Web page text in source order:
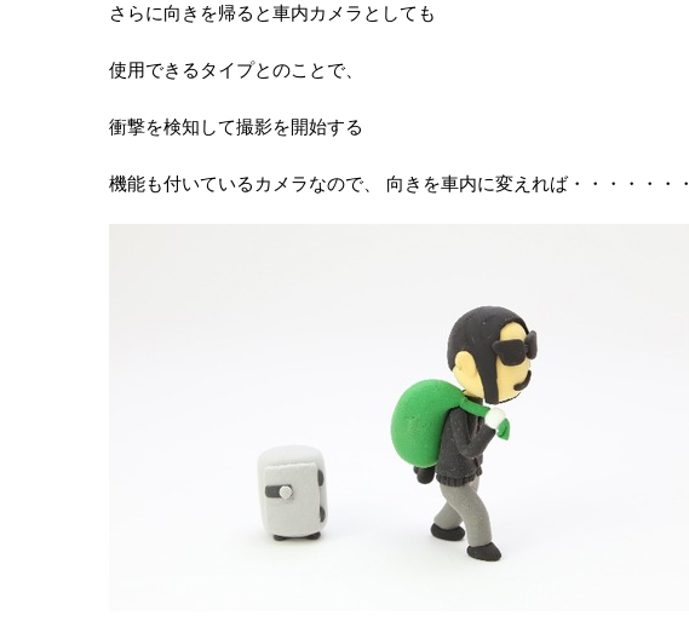
さらに向きを帰ると車内カメラとしても
使用できるタイプとのことで、
衝撃を検知して撮影を開始する
機能も付いているカメラなので、 向きを車内に変えれば・・・・・・・